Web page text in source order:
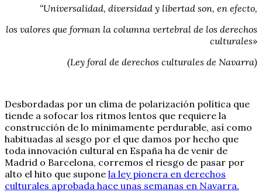
“Universalidad, diversidad y libertad son, en efecto,
los valores que forman la columna vertebral de los derechos
culturales»
(Ley foral de derechos culturales de Navarra)
Desbordadas por un clima de polarización política que
tiende a sofocar los ritmos lentos que requiere la
construcción de lo mínimamente perdurable, así como
habituadas al sesgo por el que damos por hecho que
toda innovación cultural en España ha de venir de
Madrid o Barcelona, corremos el riesgo de pasar por
alto el hito que supone la ley pionera en derechos
culturales aprobada hace unas semanas en Navarra.